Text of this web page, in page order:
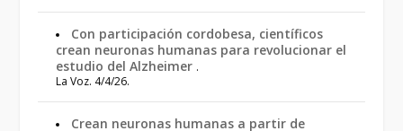
Con participación cordobesa, científicos
crean neuronas humanas para revolucionar el
estudio del Alzheimer .
La Voz. 4/4/26.
Crean neuronas humanas a partir de